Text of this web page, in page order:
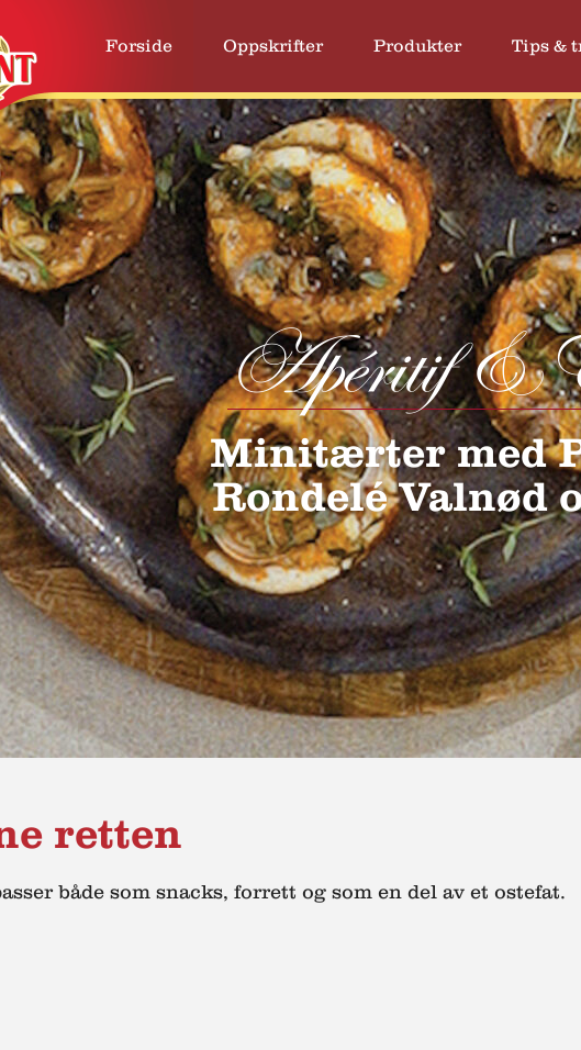
Forside Oppskrifter Produkter Tips &
Apéritif &
Minitærter med
Rondelé Valnød
retten
både som snacks, forrett og som en del av et ostefat.